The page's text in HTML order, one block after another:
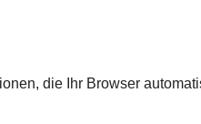
die Ihr Browser